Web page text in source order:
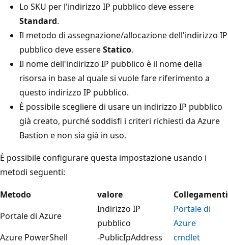
Lo SKU per l'indirizzo IP pubblico deve essere
Standard.
Il metodo di assegnazione/allocazione dell'indirizzo IP
pubblico deve essereStatico.
Il nome dell'indirizzo IP pubblico è il nome della
risorsa in base al quale si vuole fare riferimento a
questo indirizzo IP pubblico.
È possibile scegliere di usare un indirizzo IP pubblico
già creato, purché soddisfi i criteri richiesti da Azure
Bastion e non sia già in uso.
È possibile configurare questa impostazione usando i
metodi seguenti:
Metodo
valore
Collegamenti
Portale di Azure
Indirizzo IP
pubblico
Portale di
Azure
Azure PowerShell
-PublicIpAddress
cmdlet